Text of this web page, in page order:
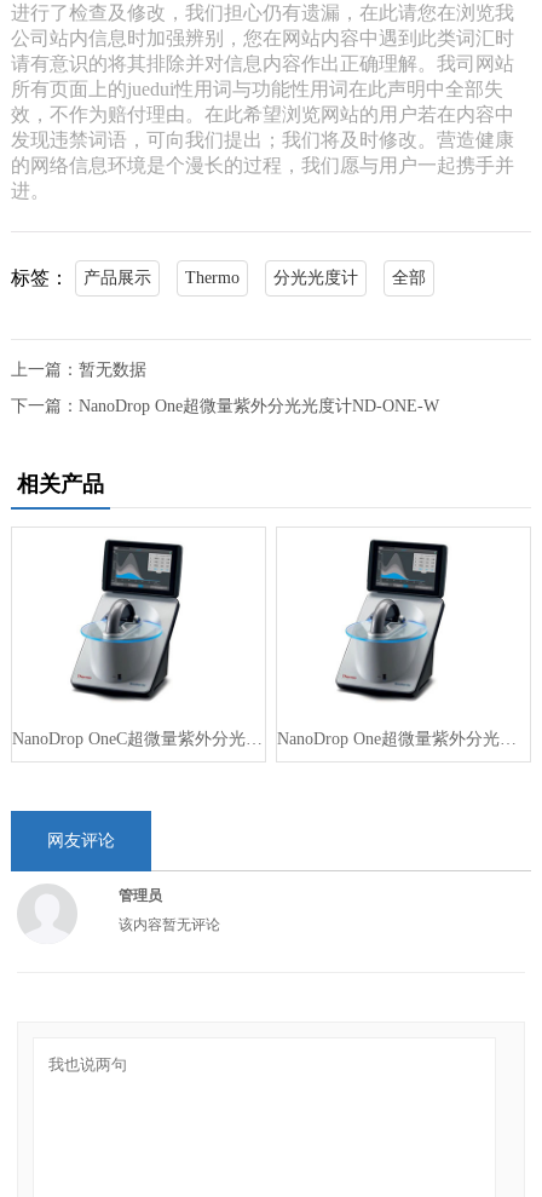
进行了检查及修改，我们担心仍有遗漏，在此请您在浏览我
公司站内信息时加强辨别，您在网站内容中遇到此类词汇时
请有意识的将其排除并对信息内容作出正确理解。我司网站
所有页面上的juedui性用词与功能性用词在此声明中全部失
效，不作为赔付理由。在此希望浏览网站的用户若在内容中
发现违禁词语，可向我们提出；我们将及时修改。营造健康
的网络信息环境是个漫长的过程，我们愿与用户一起携手并
进。
标签： 产品展示 Thermo 分光光度计 全部
上一篇： 暂无数据
下一篇： NanoDrop One超微量紫外分光光度计ND-ONE-W
相关产品
NanoDrop OneC超微量紫外分光光度…
网友评论
管理员
该内容暂无评论